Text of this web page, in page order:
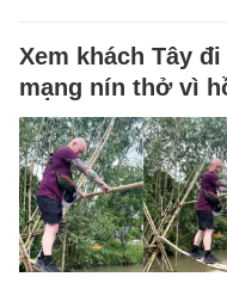
Xem khách Tây
mạng nín thở vì